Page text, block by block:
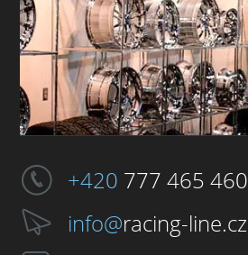
+420 777 465 460
info@racing-line.cz